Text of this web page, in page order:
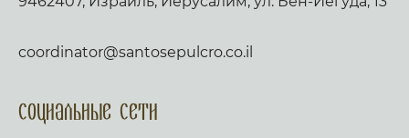
coordinator@santosepulcro.co.il
Социальные сети